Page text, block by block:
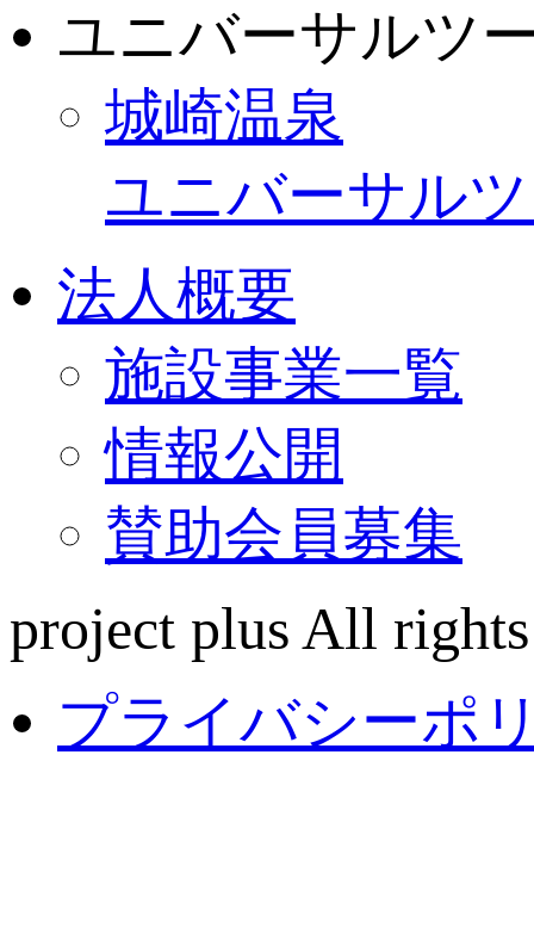
ユニバーサルツ
城崎温泉
ユニバーサル
法人概要
施設事業一覧
情報公開
賛助会員募集
project plus All
プライバシーポ